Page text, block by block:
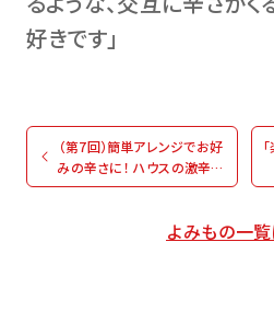
好きです」
（第7回）簡単アレンジでお好
みの辛さに！ ハウスの激辛好
き社員presents！旨×辛イチ
よみもの一